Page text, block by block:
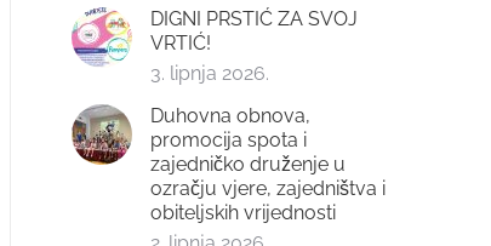
DIGNI PRSTIĆ ZA SVOJ
VRTIĆ!
3. lipnja 2026.
Duhovna obnova,
promocija spota i
zajedničko druženje u
ozračju vjere, zajedništva i
obiteljskih vrijednosti